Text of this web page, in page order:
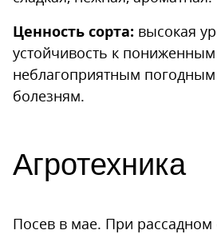
Ценность сорта: высокая
устойчивость к
неблагоприятным
болезням.
Агротехника
Посев в мае. При рассадном